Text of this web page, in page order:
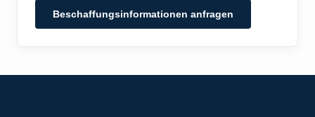
Beschaffungsinformationen anfragen